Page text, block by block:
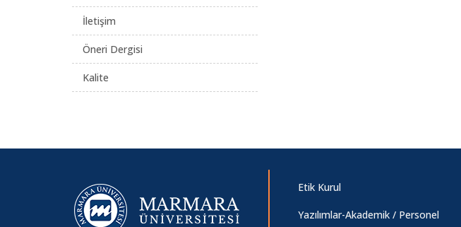
İletişim
Öneri Dergisi
Kalite
Etik Kurul
Yazılımlar-Akademik / Personel